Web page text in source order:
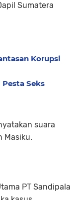
Sumatera
Korupsi
Seks
suara
Masiku.
PT Sandipala